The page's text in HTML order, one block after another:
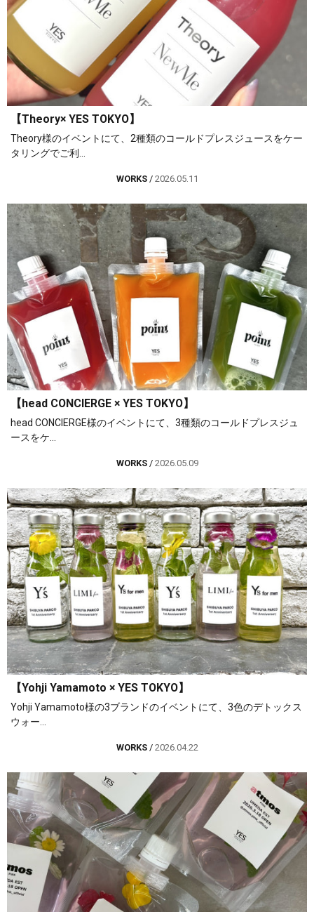
【Theory× YES TOKYO】
Theory様のイベントにて、2種類のコールドプレスジュースをケー
タリングでご利...
WORKS/ 2026.05.11
【head CONCIERGE × YES TOKYO】
head CONCIERGE様のイベントにて、3種類のコールドプレスジュ
ースをケ...
WORKS/ 2026.05.09
【Yohji Yamamoto × YES TOKYO】
Yohji Yamamoto様の3ブランドのイベントにて、3色のデトックス
ウォー...
WORKS/ 2026.04.22